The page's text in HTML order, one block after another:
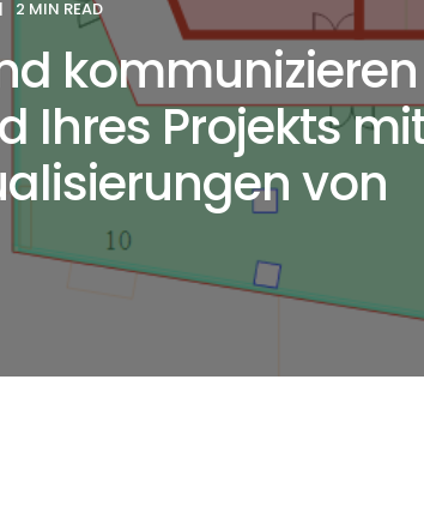
2 MIN READ
kommunizieren
Ihres Projekts
von